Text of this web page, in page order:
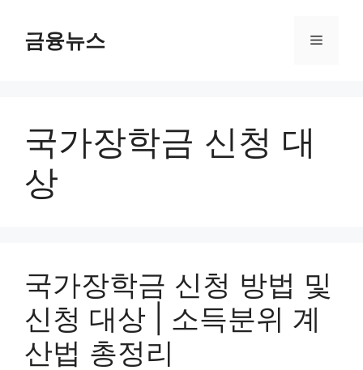
금융뉴스 메
국가장학금 신청 대
상
국가장학금 신청 방법 및
신청 대상 | 소득분위 계
산법 총정리